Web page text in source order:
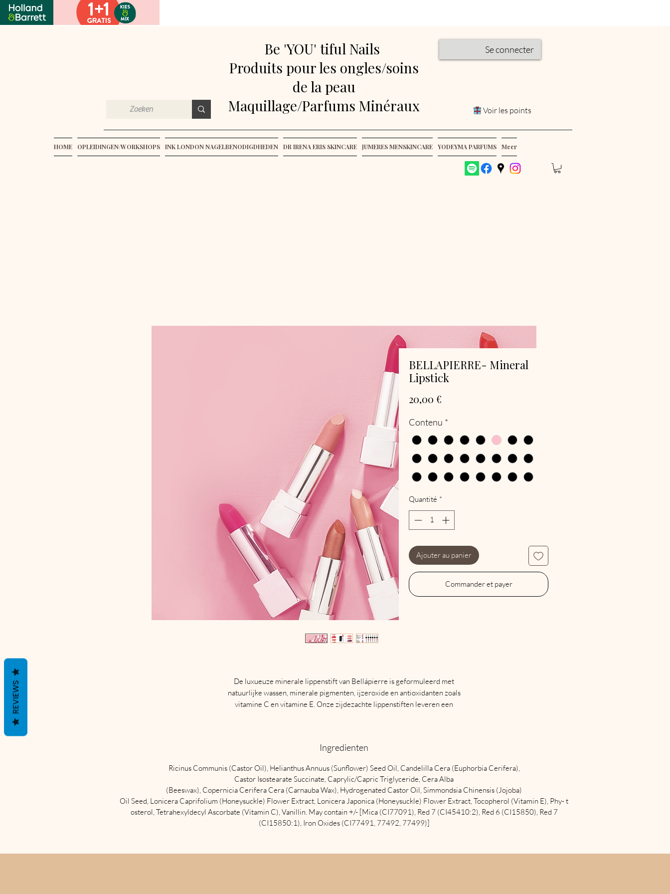
Be 'YOU' tiful Nails
Produits pour les ongles/soins
de la peau
Maquillage/Parfums Minéraux
Se connecter
Voir les points
HOME OPLEIDINGEN/WORKSHOPS INK LONDON NAGELBENODIGDHEDEN DR IRENA ERIS SKINCARE JUMERES MENSKINCARE YODEYMA PARFUMS Meer
BELLAPIERRE- Mineral
Lipstick
20,00 €
Contenu *
Quantité *
Ajouter au panier
Commander et payer
De luxueuze minerale lippenstift van Bellápierre is geformuleerd met
natuurlijke wassen, minerale pigmenten, ijzeroxide en antioxidanten zoals
vitamine C en vitamine E. Onze zijdezachte lippenstiften leveren een
minerale lippenstiften zijn niet synthetisch en hebben een kleur die lang
blijven zonder zwaar of plakkerig aan te voelen.
Ingredienten
Ricinus Communis (Castor Oil), Helianthus Annuus (Sunflower) Seed Oil, Candelilla Cera (Euphorbia Cerifera),
Castor Isostearate Succinate, Caprylic/Capric Triglyceride, Cera Alba
(Beeswax), Copernicia Cerifera Cera (Carnauba Wax), Hydrogenated Castor Oil, Simmondsia Chinensis (Jojoba)
Oil Seed, Lonicera Caprifolium (Honeysuckle) Flower Extract, Lonicera Japonica (Honeysuckle) Flower Extract, Tocopherol (Vitamin E), Phy- t
osterol, Tetrahexyldecyl Ascorbate (Vitamin C), Vanillin. May contain +/- [Mica (CI77091), Red 7 (CI45410:2), Red 6 (CI15850), Red 7
(CI15850:1), Iron Oxides (CI77491, 77492, 77499)]
REVIEWS